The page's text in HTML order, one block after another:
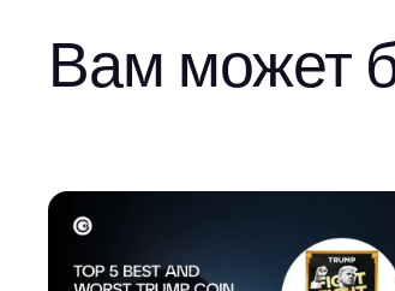
Вам может